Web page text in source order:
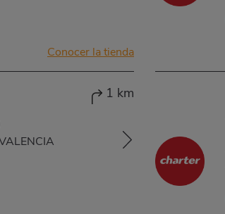
Conocer la tienda
1 km